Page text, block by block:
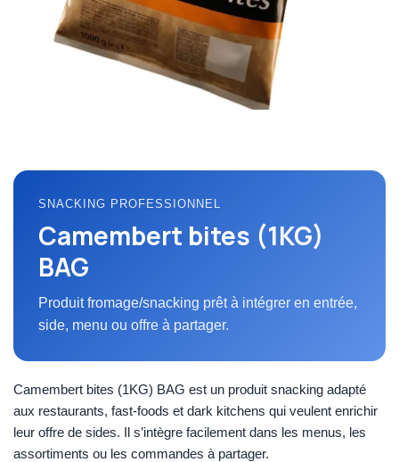
SNACKING PROFESSIONNEL
Camembert bites (1KG)
BAG
Produit fromage/snacking prêt à intégrer en entrée,
side, menu ou offre à partager.
Camembert bites (1KG) BAG est un produit snacking adapté
aux restaurants, fast-foods et dark kitchens qui veulent enrichir
leur offre de sides. Il s’intègre facilement dans les menus, les
assortiments ou les commandes à partager.